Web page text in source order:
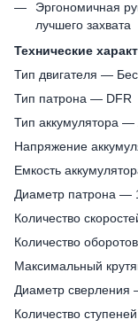
Эргономичная
лучшего захвата
Технические
Тип двигателя —
Тип патрона — DFR
Тип аккумулятора
Напряжение
Емкость
Диаметр патрона —
Количество
Количество
Максимальный
Диаметр
Количество